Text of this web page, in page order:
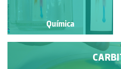
Química
Química